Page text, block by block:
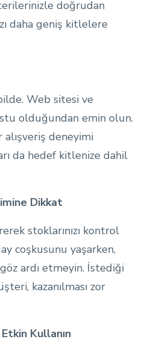
doğrudan
daha geniş kitlelere
Web sitesi ve
olduğundan emin olun.
alışveriş deneyimi
da hedef kitlenize dahil
Dikkat
stoklarınızı kontrol
coşkusunu yaşarken,
ardı etmeyin. İstediği
kazanılması zor
Kullanın